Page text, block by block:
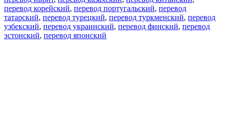
перевод корейский, перевод португальский, перевод
татарский, перевод турецкий, перевод туркменский, перевод
узбекский, перевод украинский, перевод финский, перевод
эстонский, перевод японский